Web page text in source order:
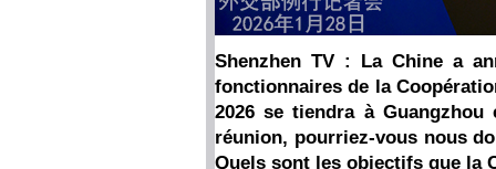
Shenzhen TV : La Chine a
fonctionnaires de la
2026 se tiendra à
réunion, pourriez-vous nous
Quels sont les objectifs que la